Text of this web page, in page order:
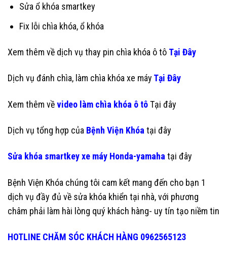
Sửa ổ khóa smartkey
Fix lỗi chìa khóa, ổ khóa
Xem thêm về dịch vụ thay pin chìa khóa ô tô Tại Đây
Dịch vụ đánh chìa, làm chìa khóa xe máy Tại Đây
Xem thêm vềvideo làm chìa khóa ô tôTại đây
Dịch vụ tổng hợp của Bệnh Viện Khóa tại đây
Sửa khóa smartkey xe máy Honda-yamahatại đây
Bệnh Viện Khóa chúng tôi cam kết mang đến cho bạn 1
dịch vụ đầy đủ về sửa khóa khiển tại nhà, với phương
châm phải làm hài lòng quý khách hàng- uy tín tạo niềm tin
HOTLINE CHĂM SÓC KHÁCH HÀNG 0962565123